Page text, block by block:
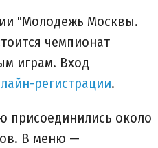
"Молодежь Москвы.
чемпионат
играм. Вход
регистрации.
присоединились около
В меню —